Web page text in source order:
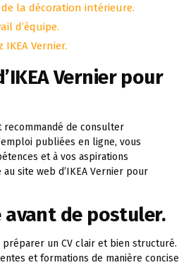
la décoration intérieure.
d’équipe.
Vernier.
Vernier pour
recommandé de consulter
publiées en ligne, vous
et à vos aspirations
site web d’IKEA Vernier pour
avant de postuler.
un CV clair et bien structuré.
et formations de manière concise